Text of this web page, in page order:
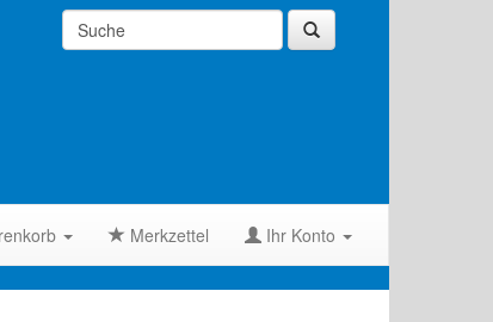
Merkzettel Ihr Konto